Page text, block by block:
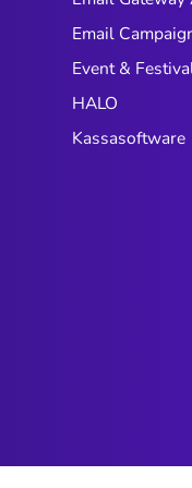
Email
Event &
HALO
Kassasoftware